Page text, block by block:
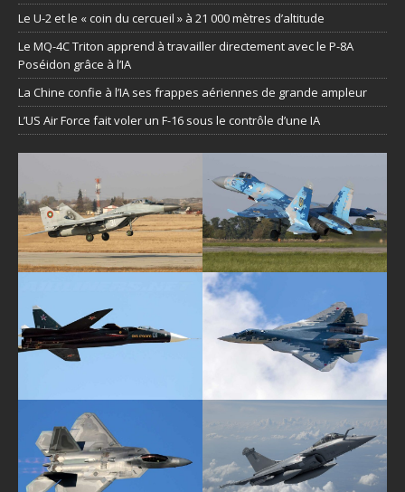
Le U-2 et le « coin du cercueil » à 21 000 mètres d’altitude
Le MQ-4C Triton apprend à travailler directement avec le P-8A
Poséidon grâce à l’IA
La Chine confie à l’IA ses frappes aériennes de grande ampleur
L’US Air Force fait voler un F-16 sous le contrôle d’une IA